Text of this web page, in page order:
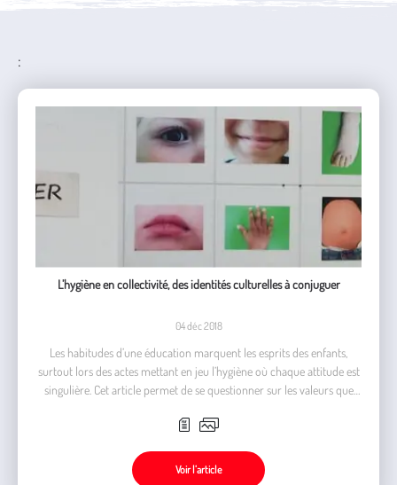
:
L’hygiène en collectivité, des identités culturelles à conjuguer
04 déc 2018
Les habitudes d’une éducation marquent les esprits des enfants,
surtout lors des actes mettant en jeu l’hygiène où chaque attitude est
singulière. Cet article permet de se questionner sur les valeurs que
Voir l’article